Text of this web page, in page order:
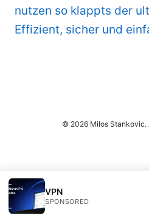
nutzen so klappts der
Effizient, sicher und
VPN
SPONSORED
© 2026 Milos Stankovic.